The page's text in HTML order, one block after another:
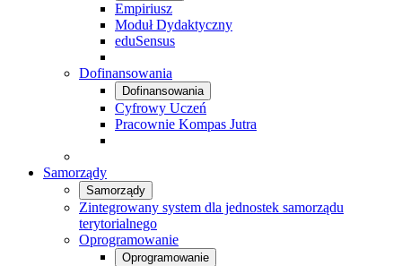
Empiriusz
Moduł Dydaktyczny
eduSensus
Dofinansowania
Dofinansowania
Cyfrowy Uczeń
Pracownie Kompas Jutra
Samorządy
Samorządy
Zintegrowany system dla jednostek samorządu
terytorialnego
Oprogramowanie
Oprogramowanie